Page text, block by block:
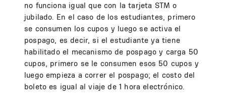
no funciona igual que con la tarjeta STM o
jubilado. En el caso de los estudiantes, primero
se consumen los cupos y luego se activa el
pospago, es decir, si el estudiante ya tiene
habilitado el mecanismo de pospago y carga 50
cupos, primero se le consumen esos 50 cupos y
luego empieza a correr el pospago; el costo del
boleto es igual al viaje de 1 hora electrónico.